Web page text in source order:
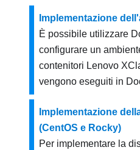
Implementazione
È possibile utilizzare
configurare un
contenitori Lenovo
vengono eseguiti in
Implementazione
(CentOS e Rocky)
Per implementare la